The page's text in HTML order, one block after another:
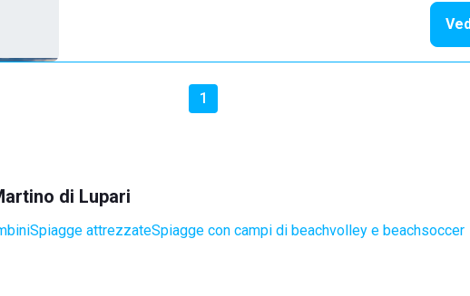
1
di Lupari
Spiagge attrezzateSpiagge con campi di beachvolley e beachsoccer